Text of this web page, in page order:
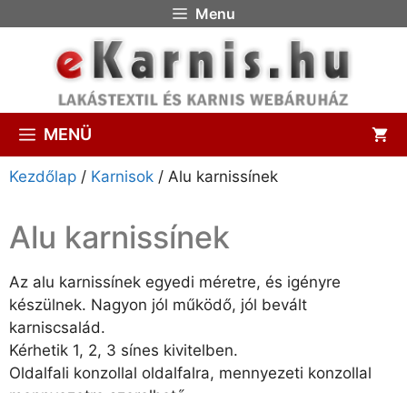
Menu
MENÜ
Kezdőlap / Karnisok / Alu karnissínek
Alu karnissínek
Az alu karnissínek egyedi méretre, és igényre
készülnek. Nagyon jól működő, jól bevált
karniscsalád.
Kérhetik 1, 2, 3 sínes kivitelben.
Oldalfali konzollal oldalfalra, mennyezeti konzollal